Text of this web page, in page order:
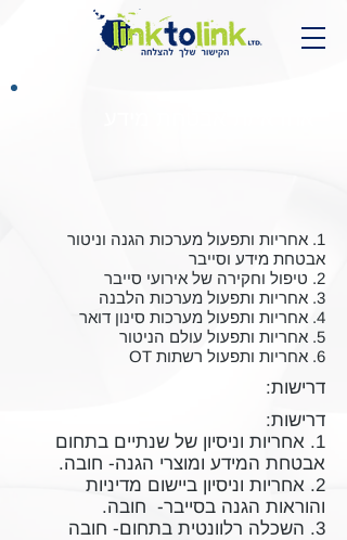
1. אחריות ותפעול מערכות הגנה וניטור
אבטחת מידע וסייבר
2. טיפול וחקירה של אירועי סייבר
3. אחריות ותפעול מערכות הלבנה
4. אחריות ותפעול מערכות סינון דואר
5. אחריות ותפעול עולם הניטור
6. אחריות ותפעול רשתות OT
דרישות:
דרישות:
1. אחריות וניסיון של שנתיים בתחום
אבטחת המידע ומוצרי הגנה- חובה.
2. אחריות וניסיון ביישום מדיניות
והוראות הגנה בסייבר- חובה.
3. השכלה רלוונטית בתחום- חובה